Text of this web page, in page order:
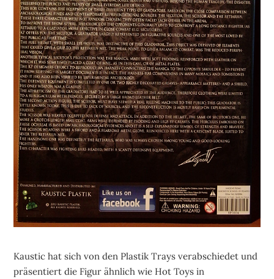
Kaustic hat sich von den Plastik Trays verabschiedet und
präsentiert die Figur ähnlich wie Hot Toys in